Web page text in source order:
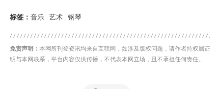
标签： 音乐 艺术 钢琴
免责声明： 本网所刊登资讯均来自互联网，如涉及版权问题，请作者持权属证
明与本网联系，平台内容仅供传播，不代表本网立场，且不承担任何责任。